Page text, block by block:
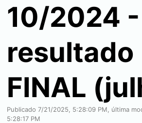
10/2024 -
resultado
FINAL
Publicado 7/21/2025, 5:28:09 PM , última
5:28:17 PM